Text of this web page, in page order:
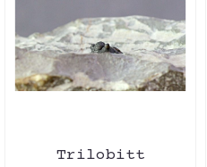
Trilobitt